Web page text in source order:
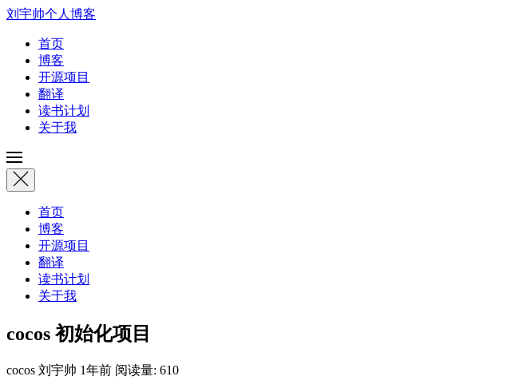
刘宇帅个人博客
首页
博客
开源项目
翻译
读书计划
关于我
首页
博客
开源项目
翻译
读书计划
关于我
cocos 初始化项目
cocos 刘宇帅 1年前 阅读量: 610